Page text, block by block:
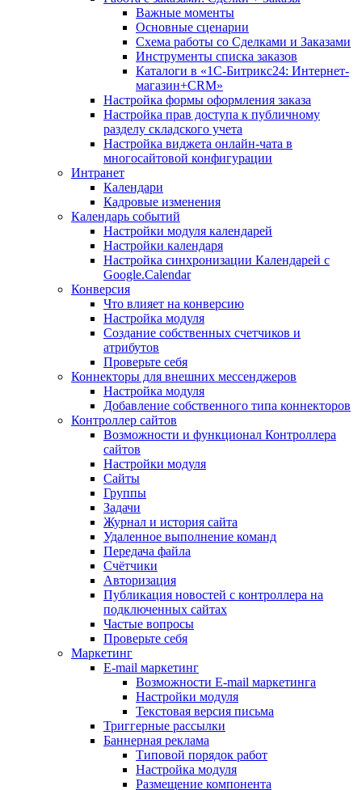
Важные моменты
Основные сценарии
Схема работы со Сделками и Заказами
Инструменты списка заказов
Каталоги в «1С-Битрикс24: Интернет-
магазин+CRM»
Настройка формы оформления заказа
Настройка прав доступа к публичному
разделу складского учета
Настройка виджета онлайн-чата в
многосайтовой конфигурации
Интранет
Календари
Кадровые изменения
Календарь событий
Настройки модуля календарей
Настройки календаря
Настройка синхронизации Календарей с
Google.Calendar
Конверсия
Что влияет на конверсию
Настройка модуля
Создание собственных счетчиков и
атрибутов
Проверьте себя
Коннекторы для внешних мессенджеров
Настройка модуля
Добавление собственного типа коннекторов
Контроллер сайтов
Возможности и функционал Контроллера
сайтов
Настройки модуля
Сайты
Группы
Задачи
Журнал и история сайта
Удаленное выполнение команд
Передача файла
Счётчики
Авторизация
Публикация новостей с контроллера на
подключенных сайтах
Частые вопросы
Проверьте себя
Маркетинг
E-mail маркетинг
Возможности E-mail маркетинга
Настройки модуля
Текстовая версия письма
Триггерные рассылки
Баннерная реклама
Типовой порядок работ
Настройка модуля
Размещение компонента